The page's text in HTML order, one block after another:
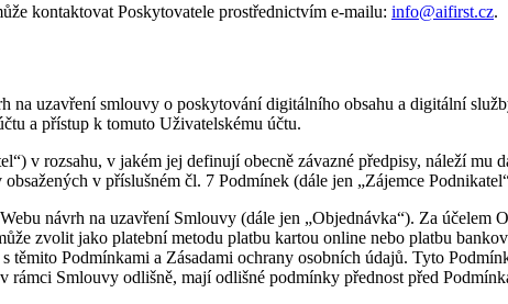
kontaktovat Poskytovatele prostřednictvím e-mailu: info@aifirst.cz.
uzavření smlouvy o poskytování digitálního obsahu a digitální
a přístup k tomuto Uživatelskému účtu.
v rozsahu, v jakém jej definují obecně závazné předpisy, náleží mu
v příslušném čl. 7 Podmínek (dále jen „Zájemce
návrh na uzavření Smlouvy (dále jen „Objednávka“). Za účelem
zvolit jako platební metodu platbu kartou online nebo platbu
Podmínkami a Zásadami ochrany osobních údajů. Tyto
Smlouvy odlišně, mají odlišné podmínky přednost před